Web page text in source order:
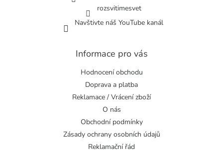
rozsvitimesvet
Navštivte náš YouTube kanál
Informace pro vás
Hodnocení obchodu
Doprava a platba
Reklamace / Vrácení zboží
O nás
Obchodní podmínky
Zásady ochrany osobních údajů
Reklamační řád